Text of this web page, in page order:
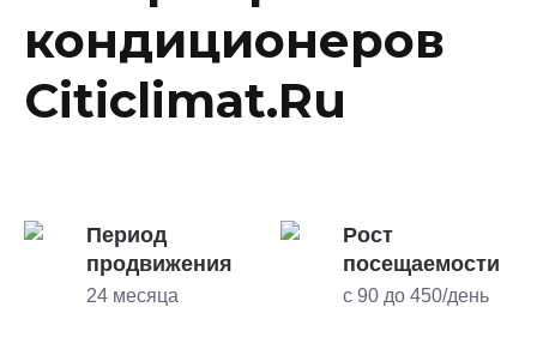
кондиционеров
Citiclimat.Ru
Период
продвижения
24 месяца
Рост
посещаемости
с 90 до 450/день